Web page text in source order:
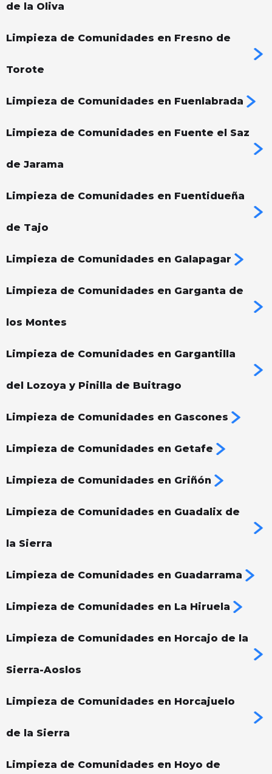
de la Oliva
Limpieza de Comunidades en Fresno de
Torote
Limpieza de Comunidades en Fuenlabrada
Limpieza de Comunidades en Fuente el Saz
de Jarama
Limpieza de Comunidades en Fuentidueña
de Tajo
Limpieza de Comunidades en Galapagar
Limpieza de Comunidades en Garganta de
los Montes
Limpieza de Comunidades en Gargantilla
del Lozoya y Pinilla de Buitrago
Limpieza de Comunidades en Gascones
Limpieza de Comunidades en Getafe
Limpieza de Comunidades en Griñón
Limpieza de Comunidades en Guadalix de
la Sierra
Limpieza de Comunidades en Guadarrama
Limpieza de Comunidades en La Hiruela
Limpieza de Comunidades en Horcajo de la
Sierra-Aoslos
Limpieza de Comunidades en Horcajuelo
de la Sierra
Limpieza de Comunidades en Hoyo de